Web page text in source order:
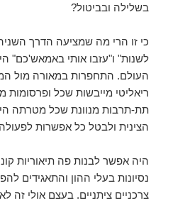
בשלילה ובביטול?
כי זו הרי מה שמציעה הדרך
לשנות" ו"עזבו אותי באמאש'כם"
העולם. התחפרות במאורה מול
ריאליטי מייבשות שכל ופרסומות
תת-תרבות מנוונת שכל מטרתה
הצינית ולבטל כל אפשרות
היה אפשר לבנות פה תיאוריות
נסיונות בעלי ההון והתאגידים
צרכניים ציתניים. בעצם אולי זה